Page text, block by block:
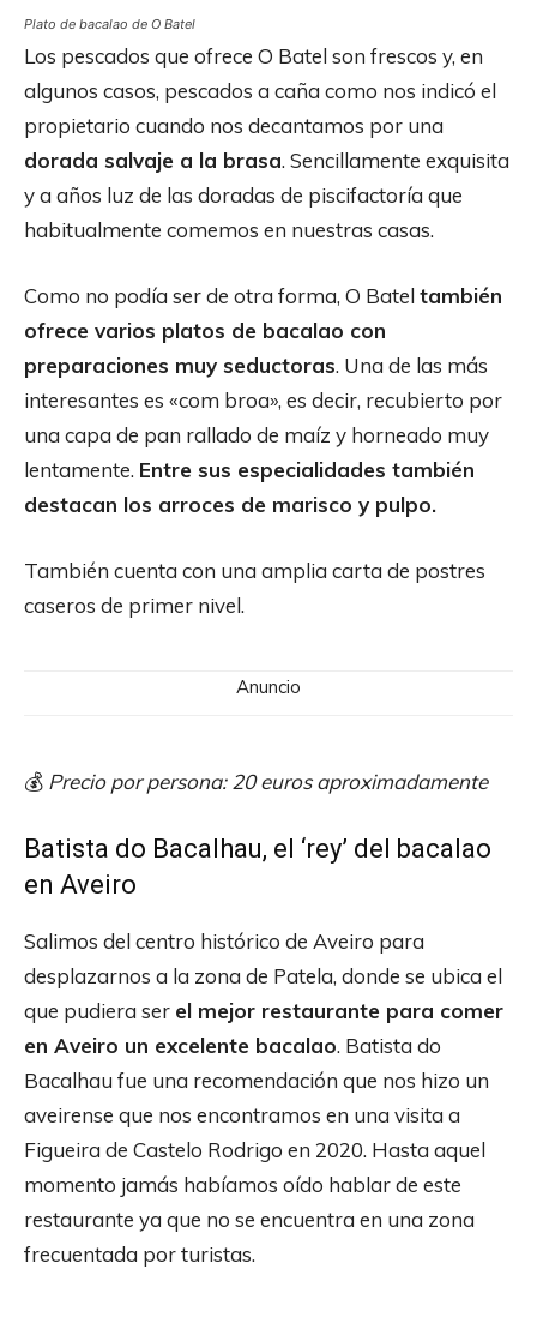
Plato de bacalao de O Batel
Los pescados que ofrece O Batel son frescos y, en
algunos casos, pescados a caña como nos indicó el
propietario cuando nos decantamos por una
dorada salvaje a la brasa. Sencillamente exquisita
y a años luz de las doradas de piscifactoría que
habitualmente comemos en nuestras casas.
Como no podía ser de otra forma, O Bateltambién
ofrece varios platos de bacalao con
preparaciones muy seductoras. Una de las más
interesantes es «com broa», es decir, recubierto por
una capa de pan rallado de maíz y horneado muy
lentamente. Entre sus especialidades también
destacan los arroces de marisco y pulpo.
También cuenta con una amplia carta de postres
caseros de primer nivel.
Anuncio
💰 Precio por persona: 20 euros aproximadamente
Batista do Bacalhau, el ‘rey’ del bacalao
en Aveiro
Salimos del centro histórico de Aveiro para
desplazarnos a la zona de Patela, donde se ubica el
que pudiera ser el mejor restaurante para comer
en Aveiro un excelente bacalao. Batista do
Bacalhau fue una recomendación que nos hizo un
aveirense que nos encontramos en una visita a
Figueira de Castelo Rodrigo en 2020. Hasta aquel
momento jamás habíamos oído hablar de este
restaurante ya que no se encuentra en una zona
frecuentada por turistas.